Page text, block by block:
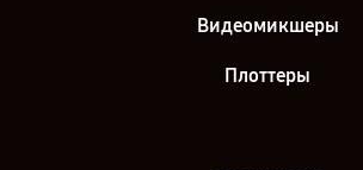
Видеомикшеры
Плоттеры